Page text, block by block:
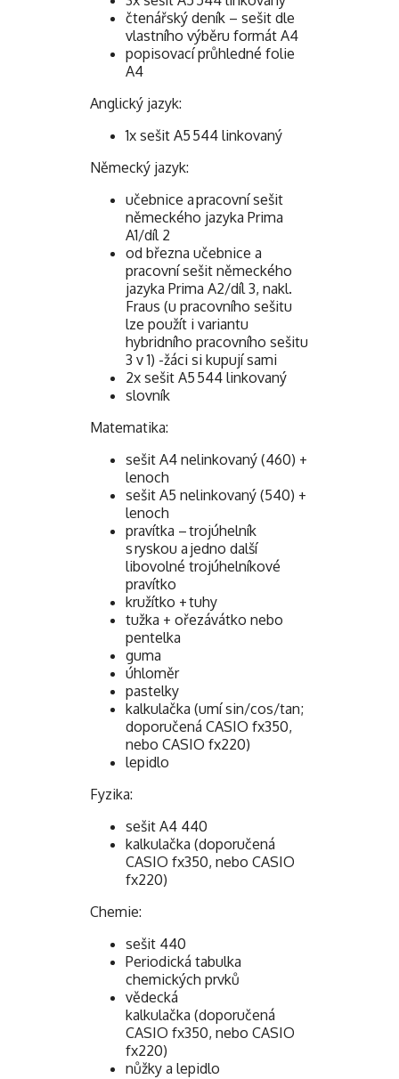
čtenářský deník – sešit dle
vlastního výběru formát A4
popisovací průhledné folie
A4
Anglický jazyk:
1x sešit A5 544 linkovaný
Německý jazyk:
učebnice a pracovní sešit
německého jazyka Prima
A1/díl 2
od března učebnice a
pracovní sešit německého
jazyka Prima A2/díl 3, nakl.
Fraus (u pracovního sešitu
lze použít i variantu
hybridního pracovního sešitu
3 v 1) -žáci si kupují sami
2x sešit A5 544 linkovaný
slovník
Matematika:
sešit A4 nelinkovaný (460) +
lenoch
sešit A5 nelinkovaný (540) +
lenoch
pravítka – trojúhelník
s ryskou a jedno další
libovolné trojúhelníkové
pravítko
kružítko + tuhy
tužka + ořezávátko nebo
pentelka
guma
úhloměr
pastelky
kalkulačka (umí sin/cos/tan;
doporučená CASIO fx350,
nebo CASIO fx220)
lepidlo
Fyzika:
sešit A4 440
kalkulačka (doporučená
CASIO fx350, nebo CASIO
fx220)
Chemie:
sešit 440
Periodická tabulka
chemických prvků
vědecká
kalkulačka (doporučená
CASIO fx350, nebo CASIO
fx220)
nůžky a lepidlo